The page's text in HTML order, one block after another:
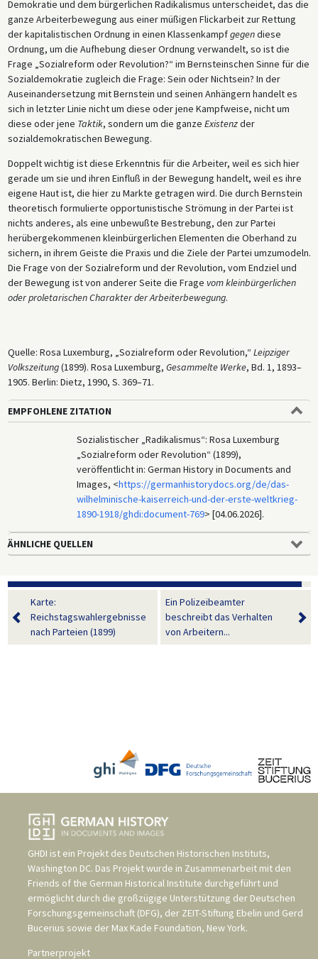
Demokratie und dem bürgerlichen Radikalismus unterscheidet, das die
ganze Arbeiterbewegung aus einer müßigen Flickarbeit zur Rettung
der kapitalistischen Ordnung in einen Klassenkampfgegendiese
Ordnung, um die Aufhebung dieser Ordnung verwandelt, so ist die
Frage „Sozialreform oder Revolution?“ im Bernsteinschen Sinne für die
Sozialdemokratie zugleich die Frage: Sein oder Nichtsein? In der
Auseinandersetzung mit Bernstein und seinen Anhängern handelt es
sich in letzter Linie nicht um diese oder jene Kampfweise, nicht um
diese oder jene Taktik, sondern um die ganze Existenzder
sozialdemokratischen Bewegung.
Doppelt wichtig ist diese Erkenntnis für die Arbeiter, weil es sich hier
gerade um sie und ihren Einfluß in der Bewegung handelt, weil es ihre
eigene Haut ist, die hier zu Markte getragen wird. Die durch Bernstein
theoretisch formulierte opportunistische Strömung in der Partei ist
nichts anderes, als eine unbewußte Bestrebung, den zur Partei
herübergekommenen kleinbürgerlichen Elementen die Oberhand zu
sichern, in ihrem Geiste die Praxis und die Ziele der Partei umzumodeln.
Die Frage von der Sozialreform und der Revolution, vom Endziel und
der Bewegung ist von anderer Seite die Frage vom kleinbürgerlichen
oder proletarischen Charakter der Arbeiterbewegung.
Quelle: Rosa Luxemburg, „Sozialreform oder Revolution,“ Leipziger
Volkszeitung(1899). Rosa Luxemburg, Gesammelte Werke, Bd. 1, 1893–
1905. Berlin: Dietz, 1990, S. 369–71.
EMPFOHLENE ZITATION
Sozialistischer „Radikalismus“: Rosa Luxemburg
„Sozialreform oder Revolution“ (1899),
veröffentlicht in: German History in Documents and
Images, <https://germanhistorydocs.org/de/das-
wilhelminische-kaiserreich-und-der-erste-weltkrieg-
1890-1918/ghdi:document-769> [04.06.2026].
ÄHNLICHE QUELLEN
Karte:
Reichstagswahlergebnisse
nach Parteien (1899)
Ein Polizeibeamter
beschreibt das Verhalten
von Arbeitern...
GHDI ist ein Projekt des Deutschen Historischen Instituts,
Washington DC. Das Projekt wurde in Zusammenarbeit mit den
Friends of the German Historical Institute durchgeführt und
ermöglicht durch die großzügige Unterstützung der Deutschen
Forschungsgemeinschaft (DFG), der ZEIT-Stiftung Ebelin und Gerd
Bucerius sowie der Max Kade Foundation, New York.
Partnerprojekt